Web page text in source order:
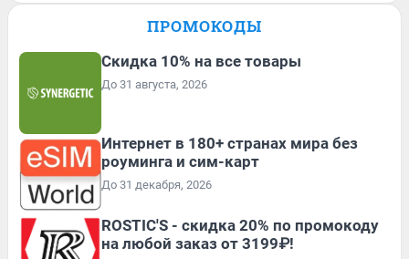
ПРОМОКОДЫ
Скидка 10% на все товары
До 31 августа, 2026
Интернет в 180+ странах мира без
роуминга и сим-карт
До 31 декабря, 2026
ROSTIC'S - скидка 20% по промокоду
на любой заказ от 3199₽!